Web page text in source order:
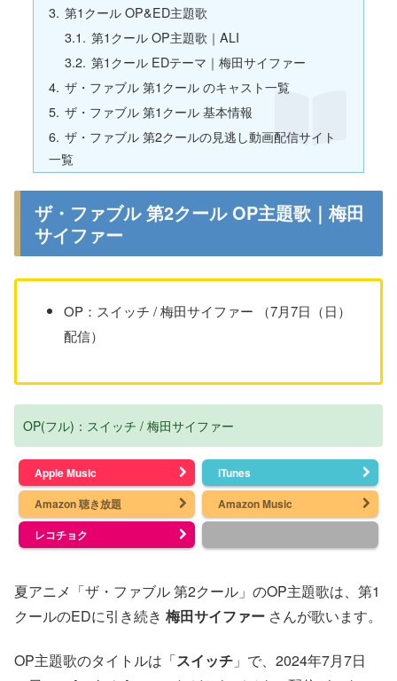
第1クール OP&ED主題歌
第1クール OP主題歌｜ALI
第1クール EDテーマ｜梅田サイファー
ザ・ファブル 第1クール のキャスト一覧
ザ・ファブル 第1クール 基本情報
ザ・ファブル 第2クールの見逃し動画配信サイト
一覧
ザ・ファブル 第2クール OP主題歌｜梅田
サイファー
OP：スイッチ / 梅田サイファー （7月7日（日）
配信）
OP(フル)：スイッチ / 梅田サイファー
Apple Music
iTunes
Amazon 聴き放題
Amazon Music
レコチョク
夏アニメ「ザ・ファブル 第2クール」のOP主題歌は、第1
クールのEDに引き続き 梅田サイファー さんが歌います。
OP主題歌のタイトルは「スイッチ 」で、2024年7月7日